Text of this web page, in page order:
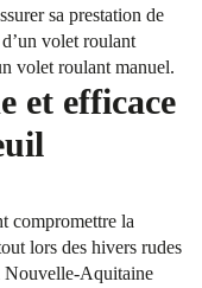
sa prestation de
volet roulant
volet roulant manuel.
et efficace
compromettre la
lors des hivers rudes
Nouvelle-Aquitaine